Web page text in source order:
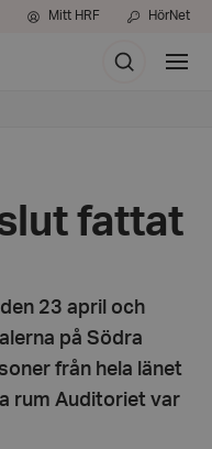
Mitt HRF HörNet
Sök
Visa
meny
fattat
23 april och
på Södra
från hela länet
rum Auditoriet var